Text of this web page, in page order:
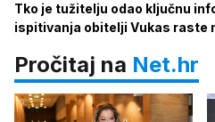
Tko je tužitelju odao ključnu
ispitivanja obitelji Vukas raste
Pročitaj na Net.hr